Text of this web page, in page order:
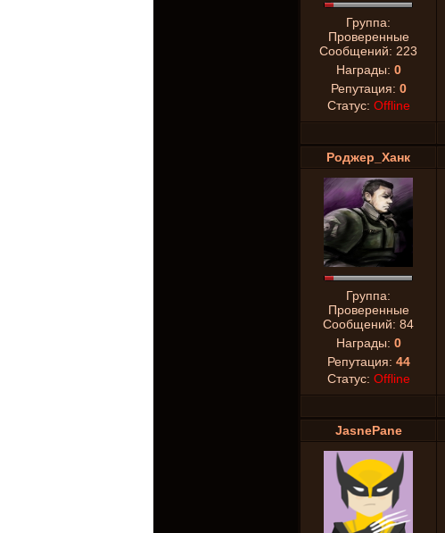
Группа:
Проверенные
Сообщений: 223
Награды: 0
Репутация: 0
Статус: Offline
Роджер_Ханк
Группа:
Проверенные
Сообщений: 84
Награды: 0
Репутация: 44
Статус: Offline
JasnePane